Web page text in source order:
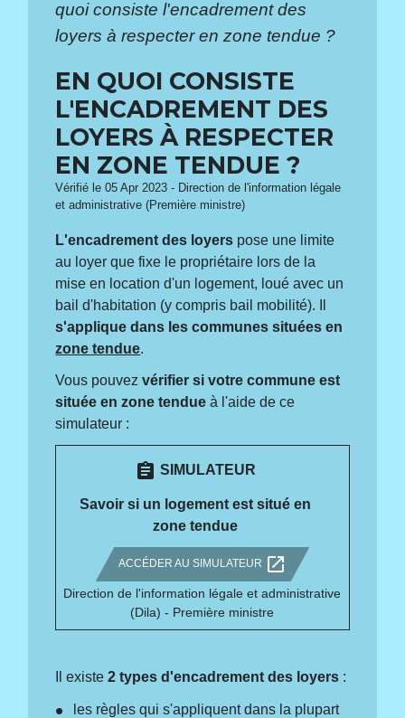
quoi consiste l'encadrement des
loyers à respecter en zone tendue ?
EN QUOI CONSISTE
L'ENCADREMENT DES
LOYERS À RESPECTER
EN ZONE TENDUE ?
Vérifié le 05 Apr 2023 - Direction de l'information légale
et administrative (Première ministre)
L'encadrement des loyers pose une limite
au loyer que fixe le propriétaire lors de la
mise en location d'un logement, loué avec un
bail d'habitation (y compris bail mobilité). Il
s'applique dans les communes situées en
zone tendue.
Vous pouvezvérifier si votre commune est
située en zone tendue à l'aide de ce
simulateur :
assignment SIMULATEUR
Savoir si un logement est situé en
zone tendue
ACCÉDER AU SIMULATEUR open_in_new
Direction de l'information légale et administrative
(Dila) - Première ministre
Il existe2 types d'encadrement des loyers :
les règles qui s'appliquent dans la plupart